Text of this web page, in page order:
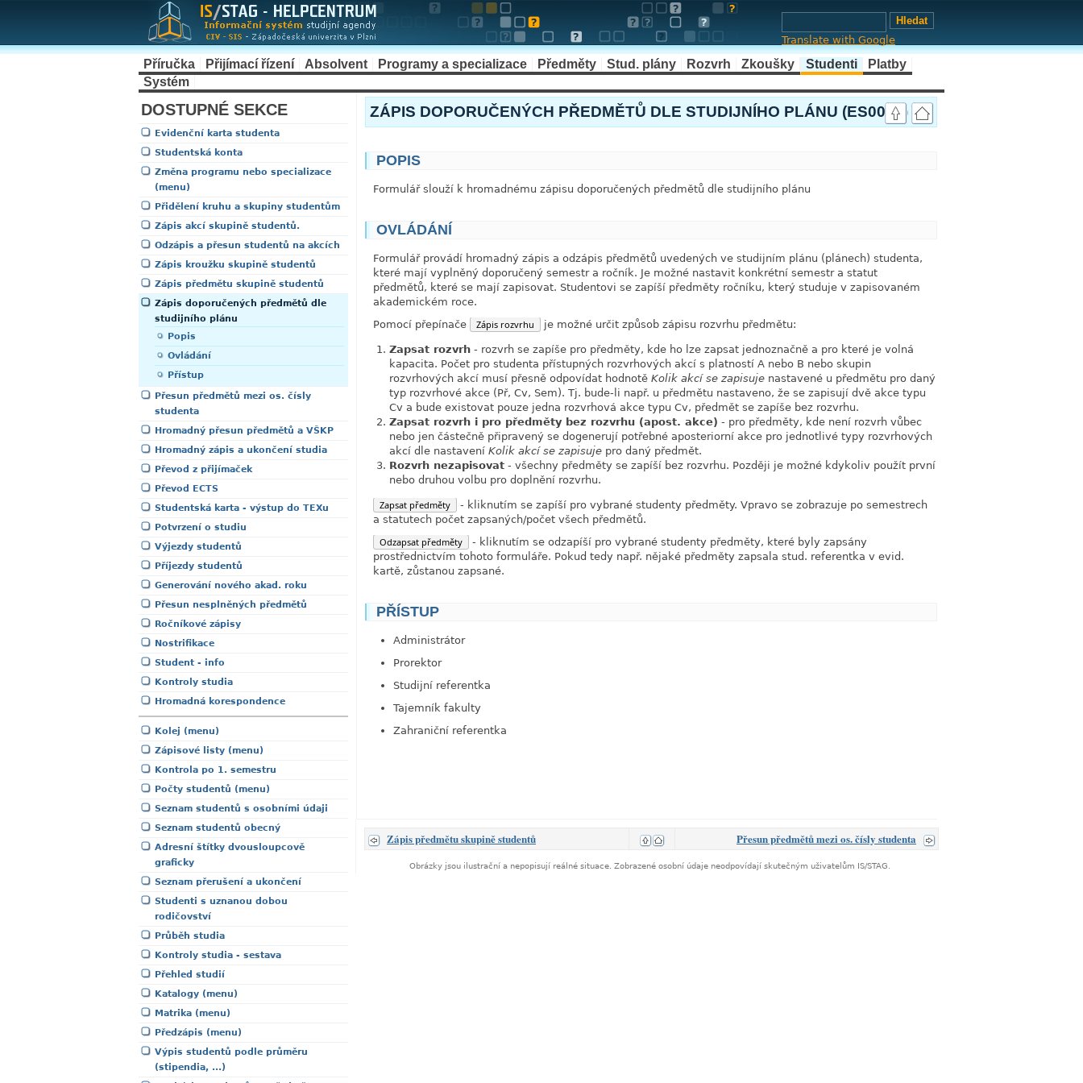
Translate with Google
Příručka Přijímací řízení Absolvent Programy a specializace Předměty Stud. plány Rozvrh Zkoušky Studenti
Platby
Systém
DOSTUPNÉ SEKCE
Evidenční karta studenta
Studentská konta
Změna programu nebo specializace
(menu)
Přidělení kruhu a skupiny studentům
Zápis akcí skupině studentů.
Odzápis a přesun studentů na akcích
Zápis kroužku skupině studentů
Zápis předmětu skupině studentů
Zápis doporučených předmětů dle
studijního plánu
Popis
Ovládání
Přístup
Přesun předmětů mezi os. čísly
studenta
Hromadný přesun předmětů a VŠKP
Hromadný zápis a ukončení studia
Převod z přijímaček
Převod ECTS
Studentská karta - výstup do TEXu
Potvrzení o studiu
Výjezdy studentů
Příjezdy studentů
Generování nového akad. roku
Přesun nesplněných předmětů
Ročníkové zápisy
Nostrifikace
Student - info
Kontroly studia
Hromadná korespondence
Kolej (menu)
Zápisové listy (menu)
Kontrola po 1. semestru
Počty studentů (menu)
Seznam studentů s osobními údaji
Seznam studentů obecný
Adresní štítky dvousloupcově
graficky
Seznam přerušení a ukončení
Studenti s uznanou dobou
rodičovství
Průběh studia
Kontroly studia - sestava
Přehled studií
Katalogy (menu)
Matrika (menu)
Předzápis (menu)
Výpis studentů podle průměru
(stipendia, ...)
ZÁPIS DOPORUČENÝCH PŘEDMĚTŮ DLE STUDIJNÍHO PLÁNU (ES0060)
POPIS
Formulář slouží k hromadnému zápisu doporučených předmětů dle studijního plánu
OVLÁDÁNÍ
Formulář provádí hromadný zápis a odzápis předmětů uvedených ve studijním plánu (plánech) studenta,
které mají vyplněný doporučený semestr a ročník. Je možné nastavit konkrétní semestr a statut
předmětů, které se mají zapisovat. Studentovi se zapíší předměty ročníku, který studuje v zapisovaném
akademickém roce.
Pomocí přepínače
Zápis rozvrhu je možné určit způsob zápisu rozvrhu předmětu:
Zapsat rozvrh - rozvrh se zapíše pro předměty, kde ho lze zapsat jednoznačně a pro které je volná
kapacita. Počet pro studenta přístupných rozvrhových akcí s platností A nebo B nebo skupin
rozvrhových akcí musí přesně odpovídat hodnotě Kolik akcí se zapisuje nastavené u předmětu pro daný
typ rozvrhové akce (Př, Cv, Sem). Tj. bude-li např. u předmětu nastaveno, že se zapisují dvě akce typu
Cv a bude existovat pouze jedna rozvrhová akce typu Cv, předmět se zapíše bez rozvrhu.
Zapsat rozvrh i pro předměty bez rozvrhu (apost. akce) - pro předměty, kde není rozvrh vůbec
nebo jen částečně připravený se dogenerují potřebné aposteriorní akce pro jednotlivé typy rozvrhových
akcí dle nastavení Kolik akcí se zapisuje pro daný předmět.
Rozvrh nezapisovat - všechny předměty se zapíší bez rozvrhu. Později je možné kdykoliv použít první
nebo druhou volbu pro doplnění rozvrhu.
Zapsat předměty
- kliknutím se zapíší pro vybrané studenty předměty. Vpravo se zobrazuje po semestrech
a statutech počet zapsaných/počet všech předmětů.
Odzapsat předměty
- kliknutím se odzapíší pro vybrané studenty předměty, které byly zapsány
prostřednictvím tohoto formuláře. Pokud tedy např. nějaké předměty zapsala stud. referentka v evid.
kartě, zůstanou zapsané.
PŘÍSTUP
Administrátor
Prorektor
Studijní referentka
Tajemník fakulty
Zahraniční referentka
Zápis předmětu skupině studentů Přesun předmětů mezi os. čísly studenta
Obrázky jsou ilustrační a nepopisují reálné situace. Zobrazené osobní údaje neodpovídají skutečným uživatelům IS/STAG.